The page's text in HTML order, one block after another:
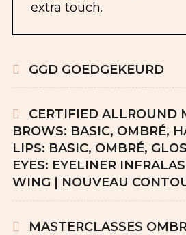
extra touch.
GGD GOEDGEKEURD
CERTIFIED ALLROUND
BROWS: BASIC, OMBRÉ,
LIPS: BASIC, OMBRÉ,
EYES: EYELINER
WING | NOUVEAU
MASTERCLASSES